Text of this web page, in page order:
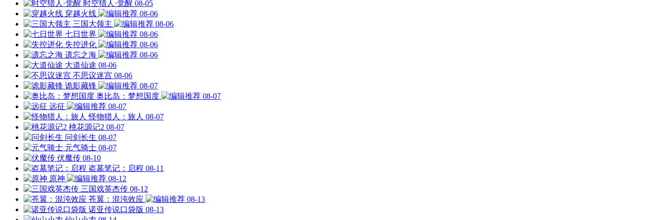
时空猎人·觉醒 08-05
穿越火线
08-06
三国大领主
08-06
七日世界
08-06
失控进化
08-06
遗忘之海
08-06
大道仙途 08-06
不思议迷宫 08-06
诡影藏锋
08-07
奥比岛：梦想国度
08-07
远征
08-07
怪物猎人：旅人 08-07
桃花源记2 08-07
问剑长生 08-07
元气骑士 08-07
伏魔传 08-10
盗墓笔记：启程 08-11
原神
08-12
三国戏英杰传 08-12
苍翼：混沌效应
08-13
诺亚传说口袋版 08-13